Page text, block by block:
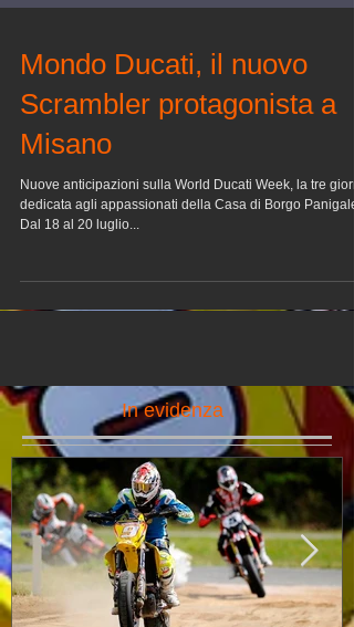
In evidenza
Mondo Ducati, il nuovo
Scrambler protagonista a
Misano
Nuove anticipazioni sulla World Ducati Week, la tre